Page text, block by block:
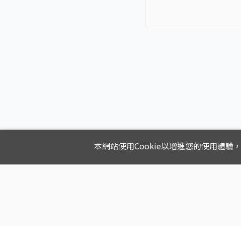
本網站使用Cookie以增進您的使用體驗，